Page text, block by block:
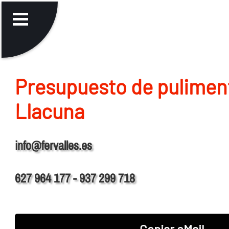
Presupuesto de
Llacuna
info@fervalles.es
627 964 177 - 937 299 718